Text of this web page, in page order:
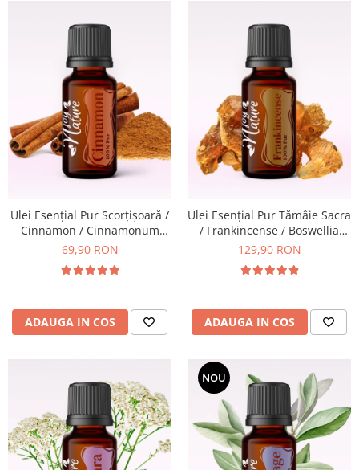
Ulei Esențial Pur Scorțișoară /
Cinnamon / Cinnamonum
Zeylsnicum 15ml -
Nature
69,90 RON
ADAUGA IN COS
Ulei Esențial Pur Tămâie Sacra
/ Frankincense / Boswellia
Carterii 15ml - Aromaterapie
129,90 RON
ADAUGA IN COS
NOU